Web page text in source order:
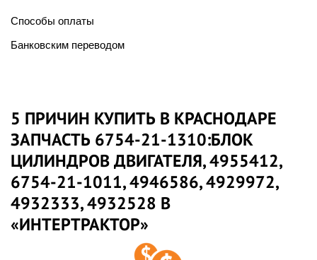
Способы оплаты
Банковским переводом
5 ПРИЧИН КУПИТЬ В КРАСНОДАРЕ
ЗАПЧАСТЬ 6754-21-1310:БЛОК
ЦИЛИНДРОВ ДВИГАТЕЛЯ, 4955412,
6754-21-1011, 4946586, 4929972,
4932333, 4932528 В
«ИНТЕРТРАКТОР»